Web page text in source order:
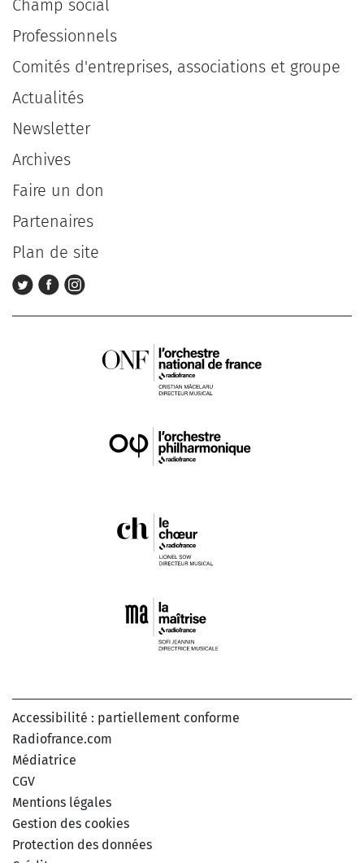
Champ social
Professionnels
Comités d'entreprises, associations et groupe
Actualités
Newsletter
Archives
Faire un don
Partenaires
Plan de site
Accessibilité : partiellement conforme
Radiofrance.com
Médiatrice
CGV
Mentions légales
Gestion des cookies
Protection des données